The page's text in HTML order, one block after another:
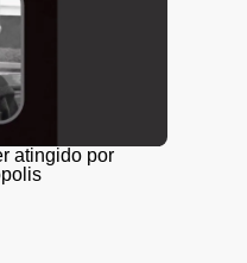
atingido por